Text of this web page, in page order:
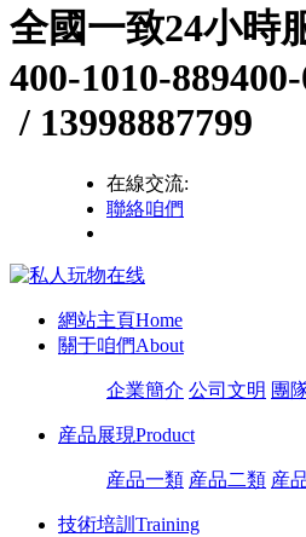
全國一致24小時
400-1010-889
/ 13998887799
在線交流:
聯絡咱們
網站主頁Home
關于咱們About
企業簡介 公司文明 團
産品展現Product
産品一類 産品二類 産
技術培訓 Training